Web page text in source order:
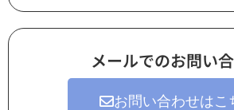
メールでのお問い
お問い合わせはこ